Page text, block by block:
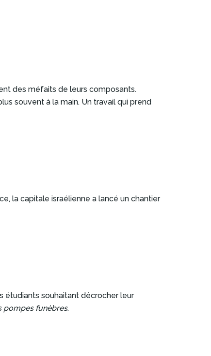
des méfaits de leurs composants.
souvent à la main. Un travail qui prend
la capitale israélienne a lancé un chantier
étudiants souhaitant décrocher leur
pompes funèbres.